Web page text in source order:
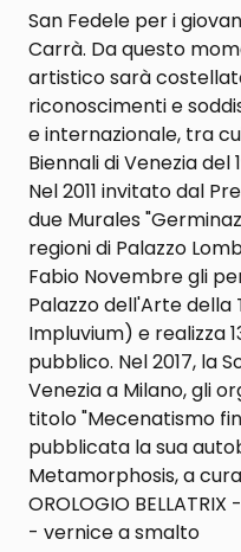
San Fedele per i
Carrà. Da questo
artistico sarà
riconoscimenti e
e internazionale, tra
Biennali di Venezia del
Nel 2011 invitato dal
due Murales
regioni di Palazzo
Fabio Novembre gli
Palazzo dell'Arte della
Impluvium) e realizza
pubblico. Nel 2017, la
Venezia a Milano, gli
titolo "Mecenatismo
pubblicata la sua
Metamorphosis, a
OROLOGIO BELLATRIX
- vernice a smalto